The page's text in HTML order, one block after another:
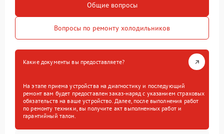
Общие вопросы
Вопросы по ремонту холодильников
Какие документы вы предоставляете?
На этапе приема устройства на диагностику и последующий
ремонт вам будет предоставлен заказ-наряд с указанием страховых
обязательств на ваше устройство. Далее, после выполнения работ
по ремонту техники, вы получите акт выполненных работ и
гарантийный талон.